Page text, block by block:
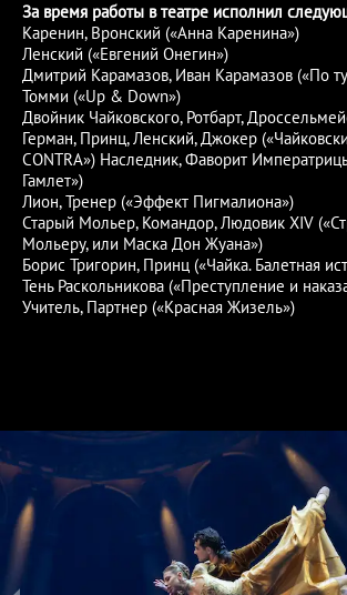
За время работы в театре исполнил
Каренин, Вронский («Анна Каренина»)
Ленский («Евгений Онегин»)
Дмитрий Карамазов, Иван Карамазов («По
Томми («Up & Down»)
Двойник Чайковского, Ротбарт,
Герман, Принц, Ленский, Джокер
CONTRA») Наследник, Фаворит
Гамлет»)
Лион, Тренер («Эффект Пигмалиона»)
Старый Мольер, Командор, Людовик XIV
Мольеру, или Маска Дон Жуана»)
Борис Тригорин, Принц («Чайка. Балетная
Тень Раскольникова («Преступление и
Учитель, Партнер («Красная Жизель»)